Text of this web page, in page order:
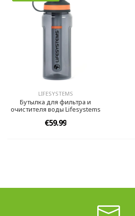
LIFESYSTEMS
Бутылка для фильтра и
очистителя воды Lifesystems
€59.99